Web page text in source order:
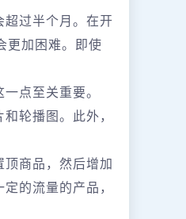
超过半个月。在开
更加困难。即使
点至关重要。
轮播图。此外，
商品，然后增加
的流量的产品，